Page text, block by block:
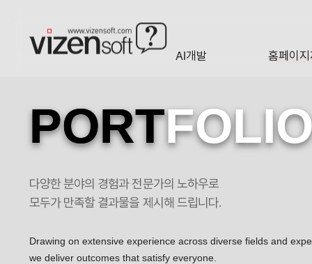
AI개발 홈페이
오페라샬루따리스 포트폴리오
PORT
다양한 분야의 경험과 전문가의 노하우로
모두가 만족할 결과물을 제시해 드립니다.
Drawing on extensive experience across diverse fields and
we deliver outcomes that satisfy everyone.